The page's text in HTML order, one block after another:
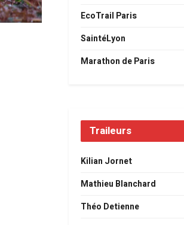
EcoTrail Paris
SaintéLyon
Marathon de Paris
Traileurs
Kilian Jornet
Mathieu Blanchard
Théo Detienne